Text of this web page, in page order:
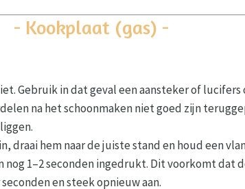
- Kookplaat (gas) -
Gebruik in dat geval een aansteker of lucifers
na het schoonmaken niet goed zijn
draai hem naar de juiste stand en houd een
1–2 seconden ingedrukt. Dit voorkomt dat
en steek opnieuw aan.